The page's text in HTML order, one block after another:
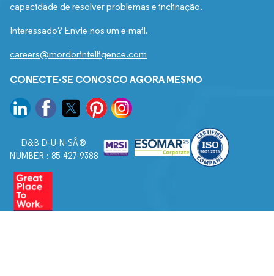
capacidade de resolver problemas e inclinação.
Interessado? Envie-nos um e-mail.
careers@mordorintelligence.com
CONECTE-SE CONOSCO AGORA MESMO
D&B D-U-N-SÂ®
NUMBER : 85-427-9388